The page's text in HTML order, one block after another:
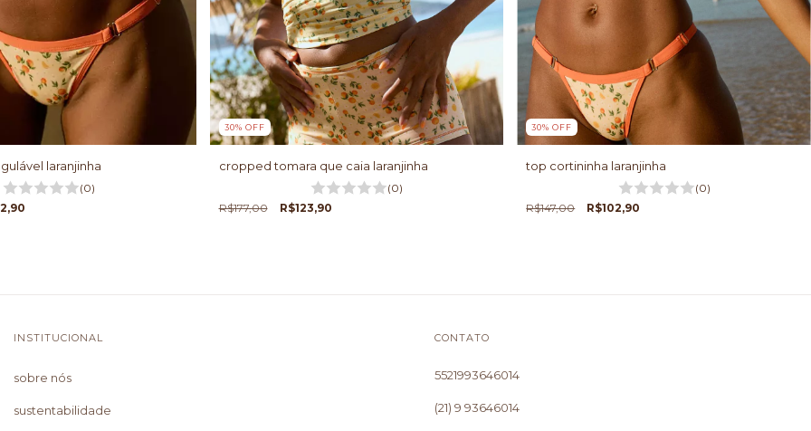
laranjinha
(0)
30% OFF
cropped tomara que caia laranjinha
(0)
R$177,00
R$123,90
30%OFF
top cortininha laranjinha
(0)
R$147,00
R$102,90
INSTITUCIONAL
sobre nós
sustentabilidade
CONTATO
5521993646014
(21) 9 93646014